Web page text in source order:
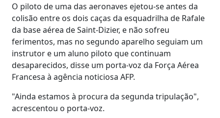
O piloto de uma das aeronaves ejetou-se antes da
colisão entre os dois caças da esquadrilha de Rafale
da base aérea de Saint-Dizier, e não sofreu
ferimentos, mas no segundo aparelho seguiam um
instrutor e um aluno piloto que continuam
desaparecidos, disse um porta-voz da Força Aérea
Francesa à agência noticiosa AFP.
"Ainda estamos à procura da segunda tripulação",
acrescentou o porta-voz.